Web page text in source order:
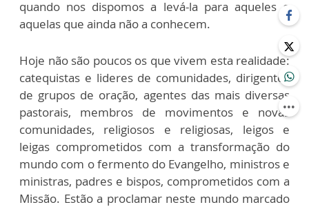
quando nos dispomos a levá-la para aqueles e
aquelas que ainda não a conhecem.
Hoje não são poucos os que vivem esta realidade:
catequistas e lideres de comunidades, dirigentes
de grupos de oração, agentes das mais diversas
pastorais, membros de movimentos e novas
comunidades, religiosos e religiosas, leigos e
leigas comprometidos com a transformação do
mundo com o fermento do Evangelho, ministros e
ministras, padres e bispos, comprometidos com a
Missão. Estão a proclamar neste mundo marcado